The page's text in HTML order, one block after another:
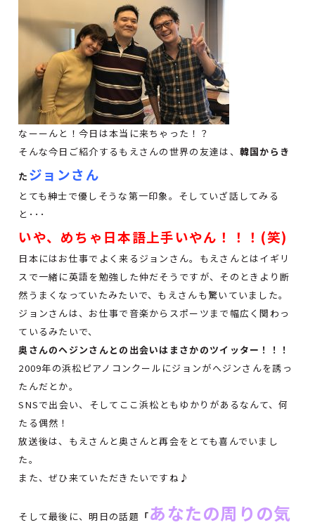
なーーんと！今日は本当に来ちゃった！？
そんな今日ご紹介するもえさんの世界の友達は、 韓国からき
た ジョンさん
とても紳士で優しそうな第一印象。そしていざ話してみる
と･･･
いや、めちゃ日本語上手いやん！！！(笑)
日本にはお仕事でよく来るジョンさん。もえさんとはイギリ
スで一緒に英語を勉強した仲だそうですが、そのときより断
然うまくなっていたみたいで、もえさんも驚いていました。
ジョンさんは、お仕事で音楽からスポーツまで幅広く関わっ
ているみたいで、
奥さんのヘジンさんとの出会いはまさかのツイッター！！！
2009年の浜松ピアノコンクールにジョンがへジンさんを誘っ
たんだとか。
SNSで出会い、そしてここ浜松ともゆかりがあるなんて、何
たる偶然！
放送後は、もえさんと奥さんと再会をとても喜んでいまし
た。
また、ぜひ来ていただきたいですね♪
そして最後に、明日の話題 「あなたの周りの気